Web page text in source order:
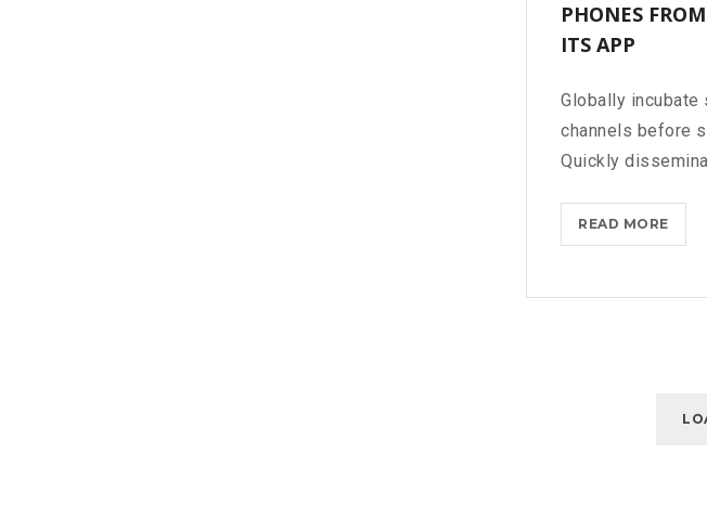
PHONES
ITS APP
Globally incubate
channels before
Quickly
READ MORE